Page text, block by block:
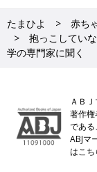
たまひよ 赤ち
抱っこしてい
学の専門家に聞く
ＡＢ
著作
である
ABJマ
はこ